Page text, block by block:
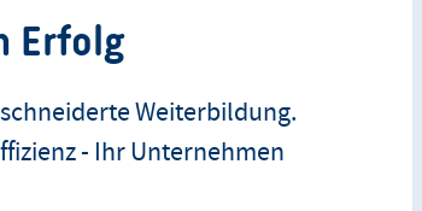
Erfolg
Weiterbildung.
- Ihr Unternehmen